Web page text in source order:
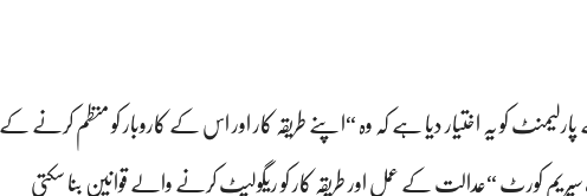
عارف علوی نے کہا کہ آرٹیکل 67 نے پارلیمنٹ کو یہ اختیار دیا ہے کہ وہ “اپنے طریقہ کار اور اس کے کاروبار کو منظم کرنے کے
دریں اثنا، آرٹیکل 191 کے تحت، سپریم کورٹ “عدالت کے عمل اور طریقہ کار کو ریگولیٹ کرنے والے قوانین بنا سکتی